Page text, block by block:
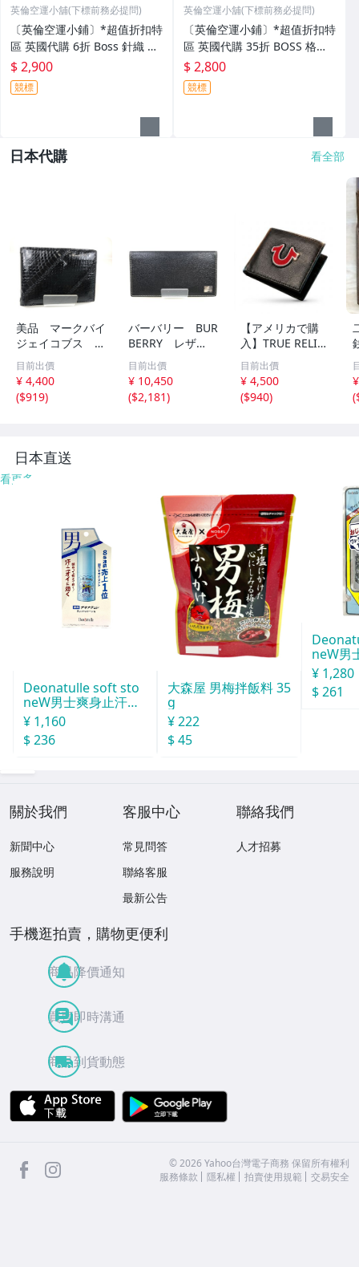
英倫空運小舖(下標前務必提問)
〔英倫空運小鋪〕*超值折扣特
區 英國代購 6折 Boss 針織 領
帶 (有檔期)
$ 2,900
競標
英倫空運小舖(下標前務必提問)
〔英倫空運小鋪〕*超值折扣特
區 英國代購 35折 BOSS 格紋
海軍藍 背心 (有檔期)
$ 2,800
競標
日本代購 看全部
美品 マークバイ
ジェイコブス M
ARC JACOBES
二つ折り財布
パスケース付き
リザード調 ブラ
目前出價
¥ 4,400
($919)
バーバリー BUR
BERRY レザ
ー 二つ折り長財
布 札入れ ノバ
チェック/ブラッ
ク 幅：約18cm
目前出價
¥ 10,450
($2,181)
【アメリカで購
入】TRUE RELIGI
ON 二つ折り財布
お札入れ カード
ケース 名刺入れ
トゥルーレリジョ
目前出價
¥ 4,500
($940)
(
日本直送
看更多
Deonatulle soft sto
neW男士爽身止汗石
消臭石２０ｇ
¥ 1,160
$ 236
大森屋 男梅拌飯料 35
g
¥ 222
$ 45
neW男
汗石 中
¥ 1,280
$ 261
關於我們
新聞中心
服務說明
客服中心
常見問答
聯絡客服
最新公告
聯絡我們
人才招募
手機逛拍賣，購物更便利
商品降價通知
買賣即時溝通
商品到貨動態
APP Store
facebook ©2026 Yahoo台灣電子商務 保留所有權利
服務條款
隱私權 拍賣使用規範 交易安全